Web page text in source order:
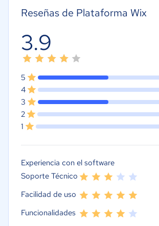
Reseñas de Plataforma Wix
3.9
5
4
3
2
1
Experiencia con el software
Soporte Técnico
Facilidad de uso
Funcionalidades